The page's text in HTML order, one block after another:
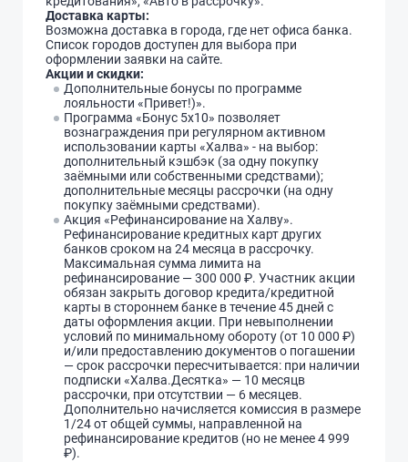
Доставка карты:
Возможна доставка в города, где нет офиса банка.
Список городов доступен для выбора при
оформлении заявки на сайте.
Акции и скидки:
Дополнительные бонусы по программе
лояльности «Привет!)».
Программа «Бонус 5х10» позволяет
вознаграждения при регулярном активном
использовании карты «Халва» - на выбор:
дополнительный кэшбэк (за одну покупку
заёмными или собственными средствами);
дополнительные месяцы рассрочки (на одну
покупку заёмными средствами).
Акция «Рефинансирование на Халву».
Рефинансирование кредитных карт других
банков сроком на 24 месяца в рассрочку.
Максимальная сумма лимита на
рефинансирование — 300 000 ₽. Участник акции
обязан закрыть договор кредита/кредитной
карты в стороннем банке в течение 45 дней с
даты оформления акции. При невыполнении
условий по минимальному обороту (от 10 000 ₽)
и/или предоставлению документов о погашении
— срок рассрочки пересчитывается: при наличии
подписки «Халва.Десятка» — 10 месяцв
рассрочки, при отсутствии — 6 месяцев.
Дополнительно начисляется комиссия в размере
1/24 от общей суммы, направленной на
рефинансирование кредитов (но не менее 4 999
₽).